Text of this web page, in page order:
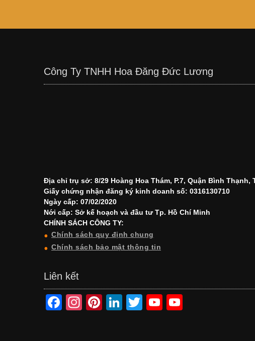
Công Ty TNHH Hoa Đăng Đức Lương
Địa chỉ trụ sở: 8/29 Hoàng Hoa Thám, P.7, Quận Bình Thạnh,
Giấy chứng nhận đăng ký kinh doanh số: 0316130710
Ngày cấp: 07/02/2020
Nới cấp: Sở kế hoạch và đầu tư Tp. Hồ Chí Minh
CHÍNH SÁCH CÔNG TY:
Chính sách quy định chung
Chính sách bảo mật thông tin
Liên kết
F
In
Pi
Li
T
Y